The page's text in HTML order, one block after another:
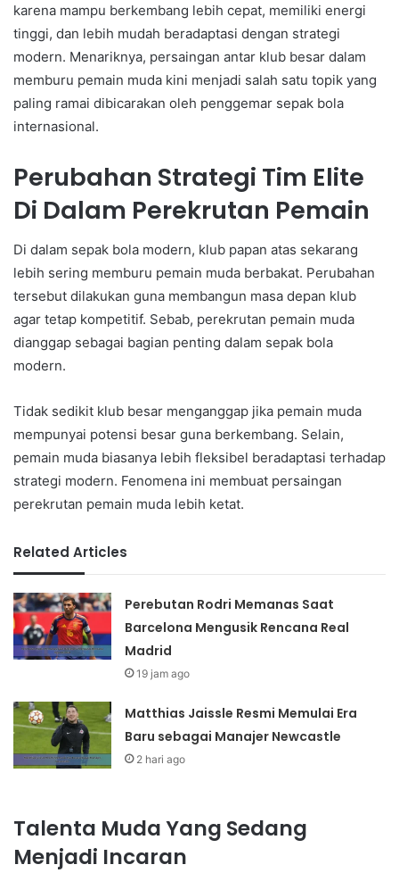
karena mampu berkembang lebih cepat, memiliki energi
tinggi, dan lebih mudah beradaptasi dengan strategi
modern. Menariknya, persaingan antar klub besar dalam
memburu pemain muda kini menjadi salah satu topik yang
paling ramai dibicarakan oleh penggemar sepak bola
internasional.
Perubahan Strategi Tim Elite
Di Dalam Perekrutan Pemain
Di dalam sepak bola modern, klub papan atas sekarang
lebih sering memburu pemain muda berbakat. Perubahan
tersebut dilakukan guna membangun masa depan klub
agar tetap kompetitif. Sebab, perekrutan pemain muda
dianggap sebagai bagian penting dalam sepak bola
modern.
Tidak sedikit klub besar menganggap jika pemain muda
mempunyai potensi besar guna berkembang. Selain,
pemain muda biasanya lebih fleksibel beradaptasi terhadap
strategi modern. Fenomena ini membuat persaingan
perekrutan pemain muda lebih ketat.
Related Articles
Perebutan Rodri Memanas Saat
Barcelona Mengusik Rencana Real
Madrid
19 jam ago
Matthias Jaissle Resmi Memulai Era
Baru sebagai Manajer Newcastle
2 hari ago
Talenta Muda Yang Sedang
Menjadi Incaran